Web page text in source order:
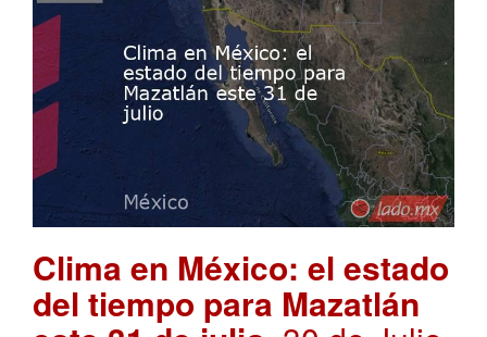
Clima en México: el estado
del tiempo para Mazatlán